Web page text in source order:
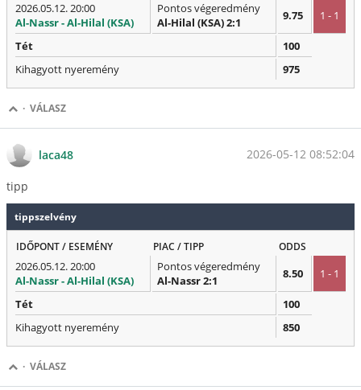
2026.05.12. 20:00
Al-Nassr - Al-Hilal (KSA)
Pontos végeredmény
Al-Hilal (KSA) 2:1
9.75 1 - 1
Tét
100
Kihagyott nyeremény
975
· VÁLASZ
laca48 2026-05-12 08:52:04
tipp
tippszelvény
IDŐPONT / ESEMÉNY PIAC / TIPP ODDS
2026.05.12. 20:00
Al-Nassr - Al-Hilal (KSA)
Pontos végeredmény
Al-Nassr 2:1
8.50 1 - 1
Tét
100
Kihagyott nyeremény
850
· VÁLASZ